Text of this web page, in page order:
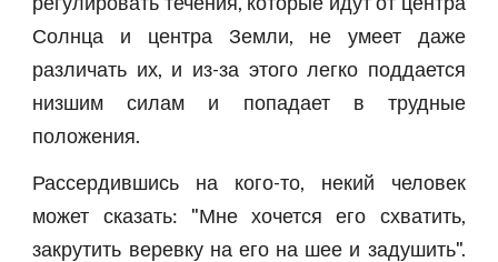
Солнца и центра Земли, не умеет даже
различать их, и из-за этого легко поддается
низшим силам и попадает в трудные
положения.
Рассердившись на кого-то, некий человек
может сказать: "Мне хочется его схватить,
закрутить веревку на его на шее и задушить".